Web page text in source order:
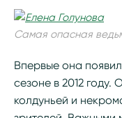
Самая опасная
Впервые она
сезоне в 2012 году.
колдуньей и